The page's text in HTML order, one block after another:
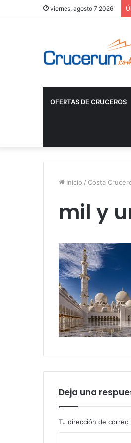
viernes, agosto 7 2026
OFERTAS DE CRUCEROS
Inicio / Costa
mil y
Deja una
Tu dirección de